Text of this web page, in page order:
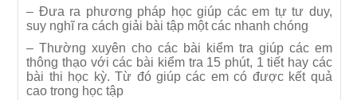
– Đưa ra phương pháp học giúp các em tự tư duy,
suy nghĩ ra cách giải bài tập một các nhanh chóng
– Thường xuyên cho các bài kiểm tra giúp các em
thông thạo với các bài kiểm tra 15 phút, 1 tiết hay các
bài thi học kỳ. Từ đó giúp các em có được kết quả
cao trong học tập